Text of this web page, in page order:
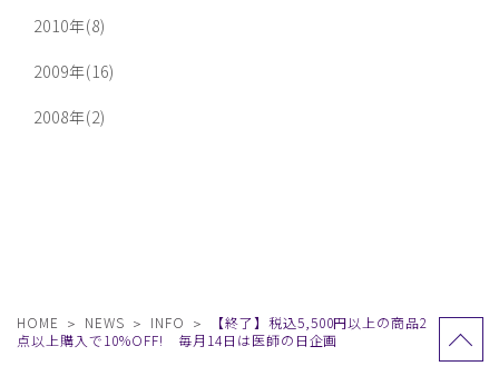
2010年(8)
2009年(16)
2008年(2)
HOME NEWS INFO
【終了】税込5,500円以上の商品2
点以上購入で10%OFF! 毎月14日は医師の日企画